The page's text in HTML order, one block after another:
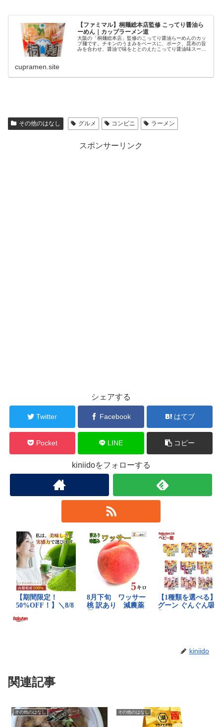
【ファミマル】桐麺総本店監修 こってり醤油ら
ーめん｜カップラーメン道
大阪の「桐麺総本店」監修のこってり醤油らーめんのカッ
プ麺です。チキンのうまみをベースに、ポーク、昆布の旨
みを合わせ、醤油で味をととのえたこってり醤油味スープ
cupramen.site
その他のはなし グルメ コンビニ ラーメン
スポンサーリンク
シェアする
Twitter Facebook はてブ
Pocket LINE コピー
kiniidoをフォローする
kiniido
関連記事
その他のはなし その他のはなし